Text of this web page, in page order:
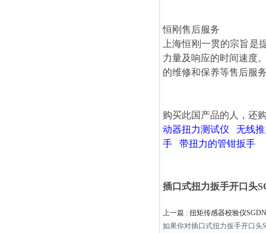
恒刚售后服务
上海恒刚一贯的宗旨
力量及响应的时间速度
的维修和保养等售后服
购买此国产品的人，还
动器扭力测试仪
无线
手
带扭力的管钳扳手
插口式扭力扳手开口头
上一篇 : 扭矩传感器校验仪
如果你对插口式扭力扳手开口头